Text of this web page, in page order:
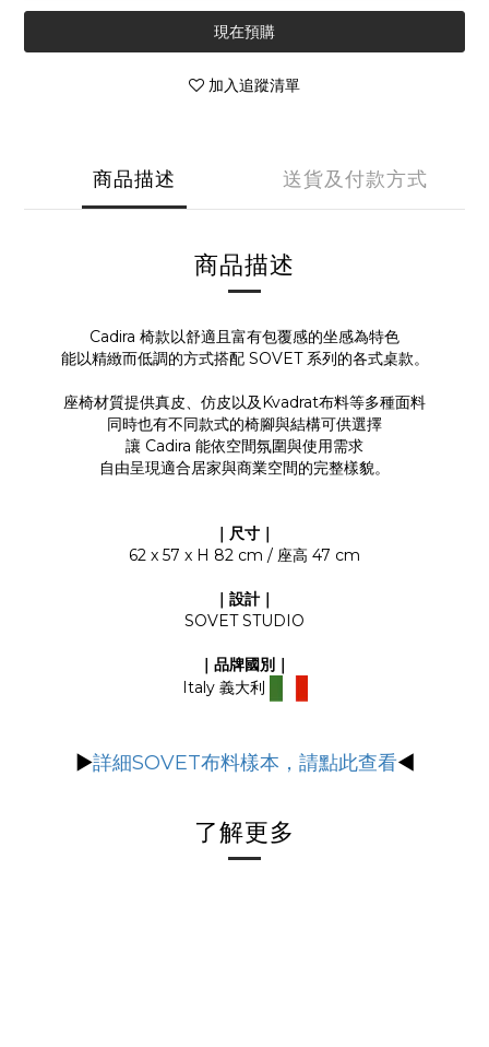
現在預購
加入追蹤清單
商品描述 送貨及付款方式
商品描述
Cadira 椅款以舒適且富有包覆感的坐感為特色
能以精緻而低調的方式搭配 SOVET 系列的各式桌款。
座椅材質提供真皮、仿皮以及Kvadrat布料等多種面料
同時也有不同款式的椅腳與結構可供選擇
讓 Cadira 能依空間氛圍與使用需求
自由呈現適合居家與商業空間的完整樣貌。
｜尺寸｜
62 x 57 x H 82 cm / 座高 47 cm
｜設計｜
SOVET STUDIO
｜品牌國別 ｜
Italy 義大利
▶詳細SOVET布料樣本，請點此查看◀
了解更多